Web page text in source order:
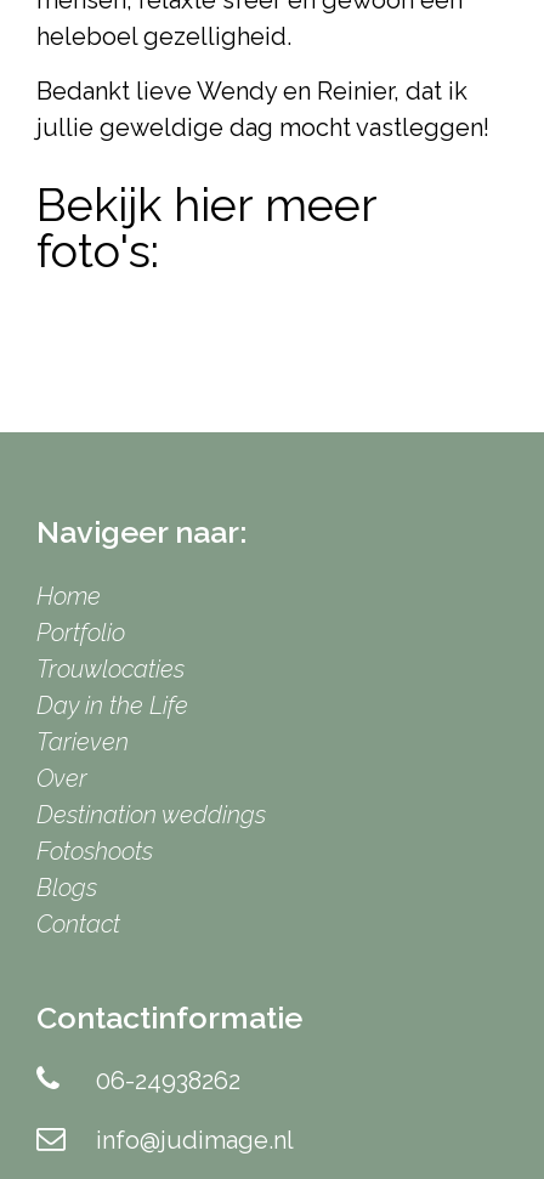
heleboel gezelligheid.
Bedankt lieve Wendy en Reinier, dat ik
jullie geweldige dag mocht vastleggen!
Bekijk hier meer
foto's:
Navigeer naar:
Home
Portfolio
Trouwlocaties
Day in the Life
Tarieven
Over
Destination weddings
Fotoshoots
Blogs
Contact
Contactinformatie
06-24938262
info@judimage.nl